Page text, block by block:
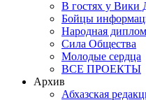
В гостях у Вики
Бойцы
Народная
Сила Общества
Молодые сердца
ВСЕ ПРОЕКТЫ
Архив
Абхазская